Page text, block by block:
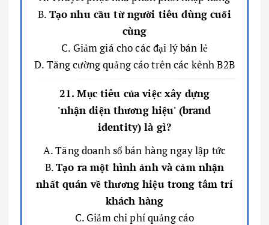
B. Tạo nhu cầu từ người tiêu dùng cuối
cùng
C. Giảm giá cho các đại lý bán lẻ
D. Tăng cường quảng cáo trên các kênh B2B
21. Mục tiêu của việc xây dựng
'nhận diện thương hiệu' (brand
identity) là gì?
A. Tăng doanh số bán hàng ngay lập tức
B.Tạo ra một hình ảnh và cảm nhận
nhất quán về thương hiệu trong tâm trí
khách hàng
C. Giảm chi phí quảng cáo